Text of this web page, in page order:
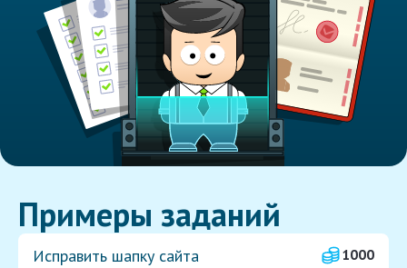
Примеры заданий
Исправить шапку сайта
1000